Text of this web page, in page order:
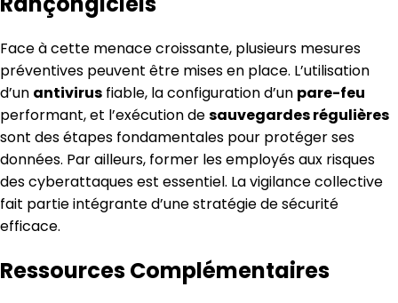
Face à cette menace croissante, plusieurs mesures
préventives peuvent être mises en place. L’utilisation
d’un antivirus fiable, la configuration d’un pare-feu
performant, et l’exécution desauvegardes régulières
sont des étapes fondamentales pour protéger ses
données. Par ailleurs, former les employés aux risques
des cyberattaques est essentiel. La vigilance collective
fait partie intégrante d’une stratégie de sécurité
efficace.
Ressources Complémentaires